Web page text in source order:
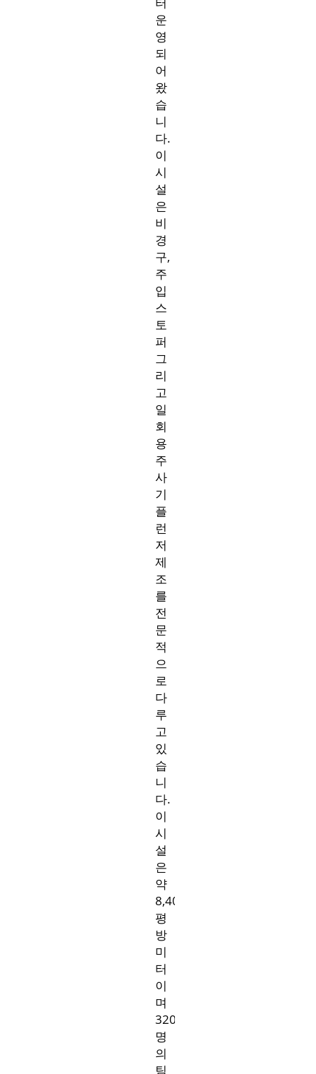
운
영
되
어
왔
습
니
다.
이
시
설
은
비
경
구,
주
입
스
토
퍼
그
리
고
일
회
용
주
사
기
플
런
저
제
조
를
전
문
적
으
로
다
루
고
있
습
니
다.
이
시
설
은
약
8,400
평
방
미
터
이
며
320
명
의
팀